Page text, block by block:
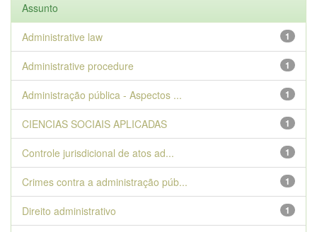
Assunto
1
Administrative law
1
Administrative procedure
1
Administração pública - Aspectos ...
1
CIENCIAS SOCIAIS APLICADAS
1
Controle jurisdicional de atos ad...
1
Crimes contra a administração púb...
1
Direito administrativo